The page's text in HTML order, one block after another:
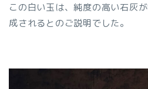
この白い玉は、純度の高い石灰
成されるとのご説明でした。